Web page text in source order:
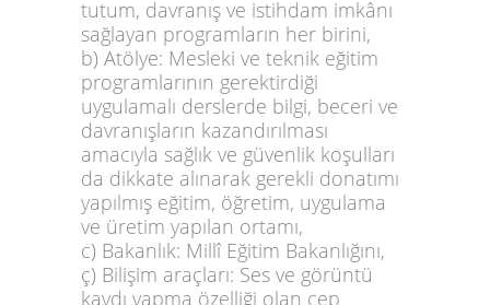
tutum, davranış ve istihdam imkânı
sağlayan programların her birini,
b) Atölye: Mesleki ve teknik eğitim
programlarının gerektirdiği
uygulamalı derslerde bilgi, beceri ve
davranışların kazandırılması
amacıyla sağlık ve güvenlik koşulları
da dikkate alınarak gerekli donatımı
yapılmış eğitim, öğretim, uygulama
ve üretim yapılan ortamı,
c) Bakanlık: Millî Eğitim Bakanlığını,
ç) Bilişim araçları: Ses ve görüntü
kaydı yapma özelliği olan cep